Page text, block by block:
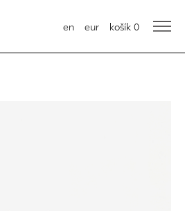
en eur košík 0